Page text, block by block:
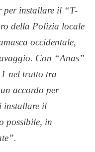
per installare il “T-
della Polizia locale
occidentale,
Con “Anas”
nel tratto tra
accordo per
installare il
possibile, in